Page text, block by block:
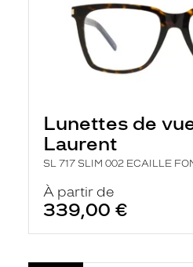
Lunettes de
Laurent
SL 717 SLIM 002 ECAILLE
À partir de
339,00 €